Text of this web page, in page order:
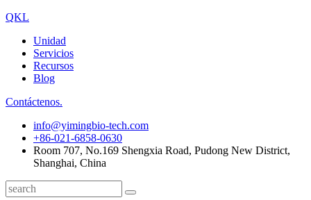
QKL
Unidad
Servicios
Recursos
Blog
Contáctenos.
info@yimingbio-tech.com
+86-021-6858-0630
Room 707, No.169 Shengxia Road, Pudong New District,
Shanghai, China